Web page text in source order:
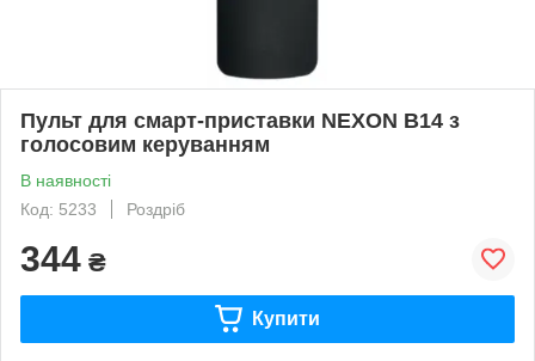
Пульт для смарт-приставки NEXON B14 з
голосовим керуванням
В наявності
Код: 5233
Роздріб
344 ₴
Купити